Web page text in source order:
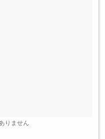
りません